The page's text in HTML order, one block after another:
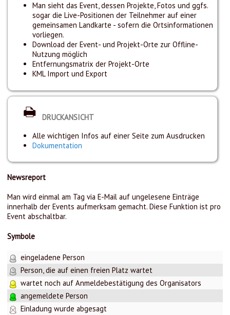
Man sieht das Event, dessen Projekte, Fotos und ggfs.
sogar die Live-Positionen der Teilnehmer auf einer
gemeinsamen Landkarte - sofern die Ortsinformationen
vorliegen.
Download der Event- und Projekt-Orte zur Offline-
Nutzung möglich
Entfernungsmatrix der Projekt-Orte
KML Import und Export
DRUCKANSICHT
Alle wichtigen Infos auf einer Seite zum Ausdrucken
Dokumentation
Newsreport
Man wird einmal am Tag via E-Mail auf ungelesene Einträge
innerhalb der Events aufmerksam gemacht. Diese Funktion ist pro
Event abschaltbar.
Symbole
eingeladene Person
Person, die auf einen freien Platz wartet
wartet noch auf Anmeldebestätigung des Organisators
angemeldete Person
Einladung wurde abgesagt